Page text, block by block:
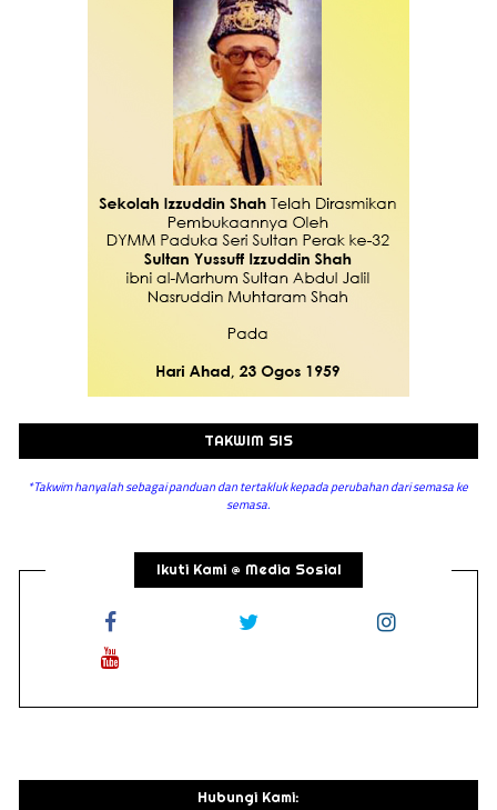
TAKWIM SIS
*Takwim hanyalah sebagai panduan dan tertakluk kepada perubahan dari semasa ke
semasa.
Ikuti Kami @ Media Sosial
Hubungi Kami: